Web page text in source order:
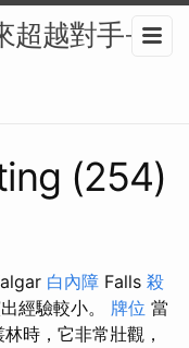
超越對手-
(254)
白內障 Falls 殺
經驗較小。 牌位 當
時，它非常壯觀，